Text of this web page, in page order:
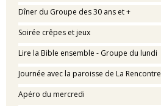
Dîner du Groupe des 30 ans et +
Soirée crêpes et jeux
Lire la Bible ensemble - Groupe du lundi
Journée avec la paroisse de La Rencontre
Apéro du mercredi